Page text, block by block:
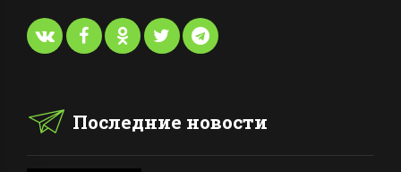
Последние новости